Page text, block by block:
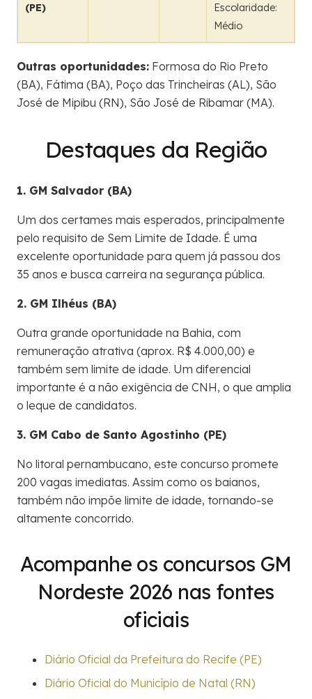
(PE)
Escolaridade:
Médio
Outras oportunidades: Formosa do Rio Preto
(BA), Fátima (BA), Poço das Trincheiras (AL), São
José de Mipibu (RN), São José de Ribamar (MA).
Destaques da Região
1. GM Salvador (BA)
Um dos certames mais esperados, principalmente
pelo requisito de Sem Limite de Idade. É uma
excelente oportunidade para quem já passou dos
35 anos e busca carreira na segurança pública.
2. GM Ilhéus (BA)
Outra grande oportunidade na Bahia, com
remuneração atrativa (aprox. R$ 4.000,00) e
também sem limite de idade. Um diferencial
importante é a não exigência de CNH, o que amplia
o leque de candidatos.
3. GM Cabo de Santo Agostinho (PE)
No litoral pernambucano, este concurso promete
200 vagas imediatas. Assim como os baianos,
também não impõe limite de idade, tornando-se
altamente concorrido.
Acompanhe os concursos GM
Nordeste 2026 nas fontes
oficiais
Diário Oficial da Prefeitura do Recife (PE)
Diário Oficial do Município de Natal (RN)